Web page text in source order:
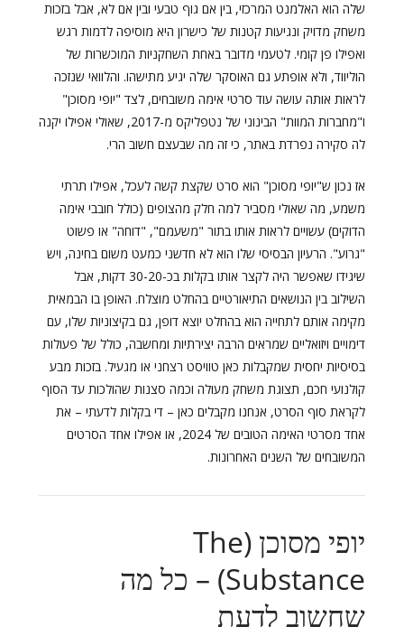
שלה הוא האלמנט המרכזי, בין אם גוף טבעי ובין אם לא, אבל בזכות
משחק מדויק ונגיעות קטנות של כישרון היא מוסיפה לדמות רגש
ואפילו פן קומי. לטעמי מדובר באחת השחקניות המוכשרות של
הוליווד, ולא אופתע גם האוסקר שלה יגיע מתישהו. והלוואי שנזכה
לראות אותה עושה עוד סרטי אימה משובחים, לצד "יופי מסוכן"
ו"מחברות המוות" הבינוני של נטפליקס מ-2017, שאולי אפילו יקנה
לה סקירה נפרדת באתר, כי זה מה שבעצם חשוב הרי.
אז נכון ש"יופי מסוכן" הוא סרט שקצת קשה לעכל, אפילו תרתי
משמע, מה שאולי מסביר למה חלק מהצופים (כולל חובבי אימה
הדוקים) עשויים לראות אותו בתור "משעמם", "דוחה" או פשוט
"גרוע". הרעיון הבסיסי שלו הוא לא חדשני כמעט משום בחינה, ויש
שיגידו שאפשר היה לקצר אותו בקלות בכ-30-20 דקות, אבל
השילוב בין הנושאים התיאורטיים בהחלט מוצלח. האופן בו הבמאית
מקימה אותם לתחייה הוא בהחלט יוצא דופן, גם בקיצוניות שלו, עם
דימויים ויזואליים שמראים הרבה יצירתיות ומחשבה, כולל של פעולות
בסיסיות יחסית שמקבלות כאן טוויסט רצחני או מגעיל. בזכות מבע
קולנועי חכם, תצוגת משחק מעולה וכמה סצנות שהולכות עד הסוף
לקראת סוף הסרט, אנחנו מקבלים כאן – די בקלות לדעתי – את
אחד מסרטי האימה הטובים של 2024, או אפילו אחד הסרטים
המשובחים של השנים האחרונות.
יופי מסוכן (The
Substance) – כל מה
שחשוב לדעת